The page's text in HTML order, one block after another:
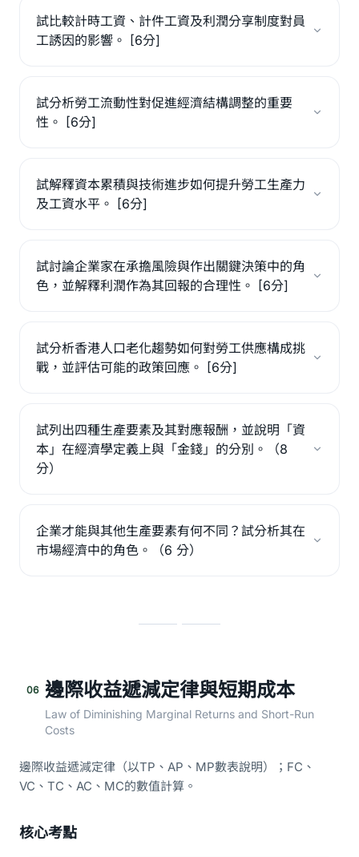
試比較計時工資、計件工資及利潤分享制度對員
工誘因的影響。 [6分]
試分析勞工流動性對促進經濟結構調整的重要
性。 [6分]
試解釋資本累積與技術進步如何提升勞工生產力
及工資水平。 [6分]
試討論企業家在承擔風險與作出關鍵決策中的角
色，並解釋利潤作為其回報的合理性。 [6分]
試分析香港人口老化趨勢如何對勞工供應構成挑
戰，並評估可能的政策回應。 [6分]
試列出四種生產要素及其對應報酬，並說明「資
本」在經濟學定義上與「金錢」的分別。（8
分）
企業才能與其他生產要素有何不同？試分析其在
市場經濟中的角色。（6 分）
06 邊際收益遞減定律與短期成本
Law of Diminishing Marginal Returns and Short-Run
Costs
邊際收益遞減定律（以TP、AP、MP數表說明）；FC、
VC、TC、AC、MC的數值計算。
核心考點